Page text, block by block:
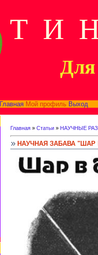
Т И
Для
Главная Мой профиль Выход
Главная » Статьи » НАУЧНЫЕ
НАУЧНАЯ ЗАБАВА "ШАР